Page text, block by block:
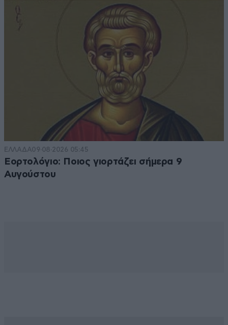
ΕΛΛΑΔΑ09·08·2026 05:45
Εορτολόγιο: Ποιος γιορτάζει σήμερα 9
Αυγούστου